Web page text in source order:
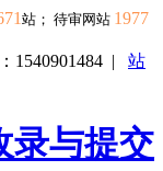
站； 待审网站 1977
1540901484 | 站
录与提交